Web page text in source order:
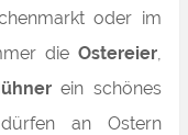
oder im
die Ostereier,
ein schönes
an Ostern